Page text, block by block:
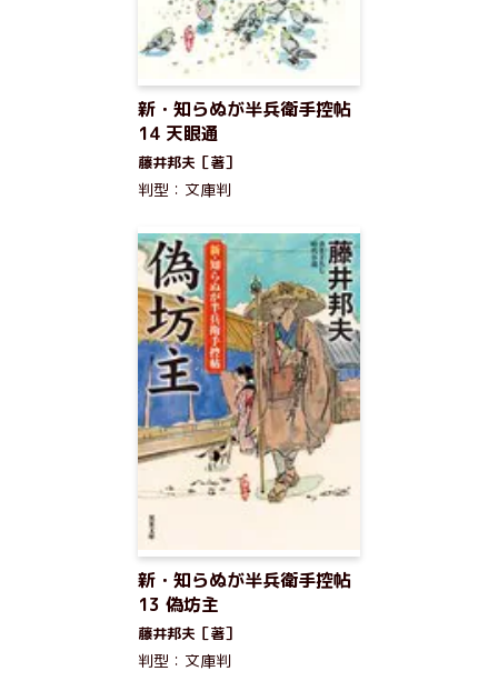
新・知らぬが半兵衛手控帖
14 天眼通
藤井邦夫［著］
判型：文庫判
新・知らぬが半兵衛手控帖
13 偽坊主
藤井邦夫［著］
判型：文庫判